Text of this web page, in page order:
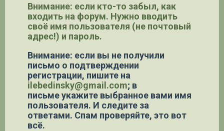
Внимание: если кто-то забыл, как
входить на форум. Нужно вводить
своё имя пользователя (не почтовый
адрес!) и пароль.
Внимание: если вы не получили
письмо о подтверждении
регистрации, пишите на
ilebedinsky@gmail.com; в
письме укажите выбранное вами имя
пользователя. И следите за
ответами. Спам проверяйте, это вот
всё.